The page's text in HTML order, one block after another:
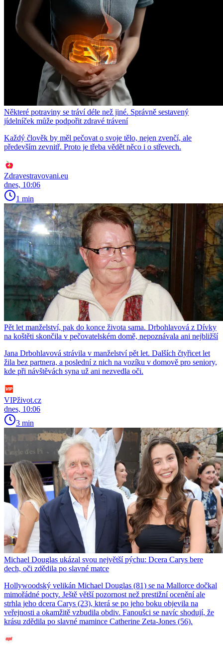
Některé potraviny se tráví déle než jiné. Správně sestavený
jídelníček může podpořit zdravé trávení
Každý člověk by měl pečovat o svoje tělo, nejen zvenčí, ale
především zevnitř. Proto je třeba vědět něco i o střevech.
Zdravestravovani.eu
dnes, 10:06
1 min
Pět let manželství, pak do konce života sama. Drbohlavová z Dívky
na koštěti skončila v pečovatelském domě, nepoznávala ani nejbližší
Jana Drbohlavová strávila v manželství pět let. Dalších čtyřicet let
žila bez partnera, a poslední z nich na vozíku v domově pro seniory,
kde při návštěvách syna už ani nezvedla oči.
VIPživot.cz
dnes, 10:06
3 min
Michael Douglas ukázal svou největší pýchu: Dcera Carys bere
dech, oči zdědila po slavné matce
Hollywoodský velikán Michael Douglas (81) se na Mallorce dočkal
mimořádné pocty. Ještě větší pozornost než prestižní ocenění ale
strhla jeho dcera Carys (23), která se po jeho boku objevila na
veřejnosti a okamžitě vzbudila obdiv. Fanoušci se navíc shodují, že
krásu zdědila po slavné mamince Catherine Zeta-Jones (56).